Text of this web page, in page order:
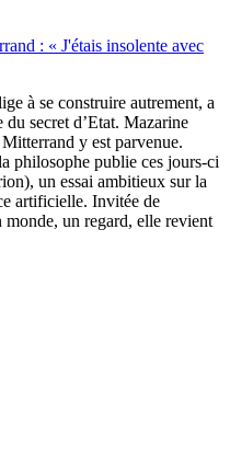
: « J'étais insolente avec
à se construire autrement, a
secret d’Etat. Mazarine
y est parvenue.
philosophe publie ces jours-ci
un essai ambitieux sur la
artificielle. Invitée de
monde, un regard, elle revient